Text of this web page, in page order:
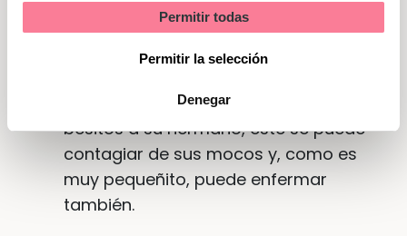
Permitir todas
Permitir la selección
Denegar
Además, vigila los posibles contagios
de catarros entre hermanos. Con
hermano mayor que si le da muchos
besitos a su hermano, éste se puede
contagiar de sus mocos y, como es
muy pequeñito, puede enfermar
también.